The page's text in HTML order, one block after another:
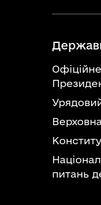
питань